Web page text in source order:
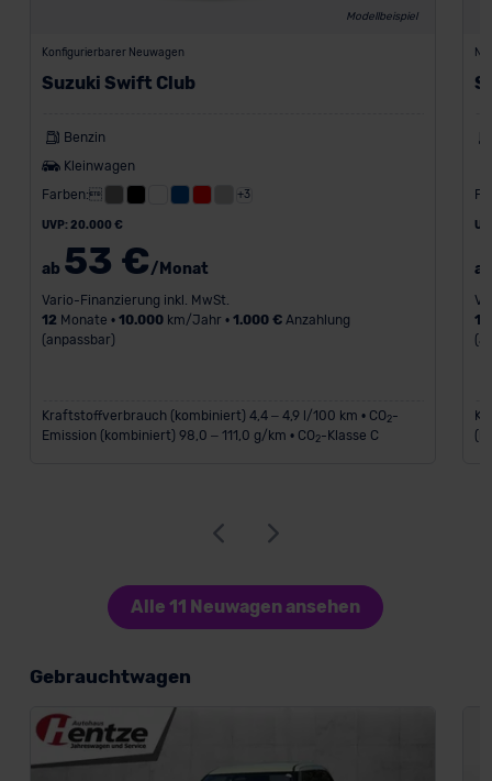
Modellbeispiel
Konfigurierbarer Neuwagen
Suzuki Swift Club
Benzin
Kleinwagen
Farben:
+3
UVP: 20.000 €
ab 53 €/Monat
Vario-Finanzierung inkl. MwSt.
12 Monate • 10.000km/Jahr • 1.000 €Anzahlung
(anpassbar)
Kraftstoffverbrauch (kombiniert) 4,4 – 4,9 l/100 km • CO2-
Emission (kombiniert) 98,0 – 111,0 g/km • CO2-Klasse C
18
Alle 11 Neuwagen ansehen
Gebrauchtwagen